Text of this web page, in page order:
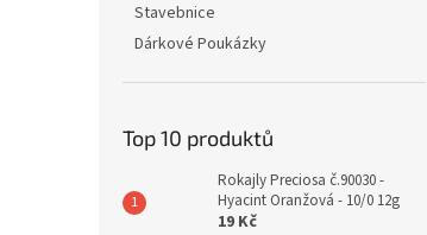
Stavebnice
Dárkové Poukázky
Top 10 produktů
Rokajly Preciosa č.90030 -
Hyacint Oranžová - 10/0 12g
19 Kč